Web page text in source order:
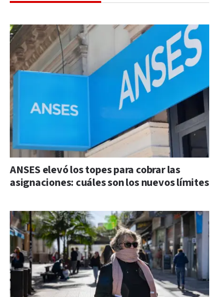
ANSES elevó los topes para cobrar las
asignaciones: cuáles son los nuevos límites